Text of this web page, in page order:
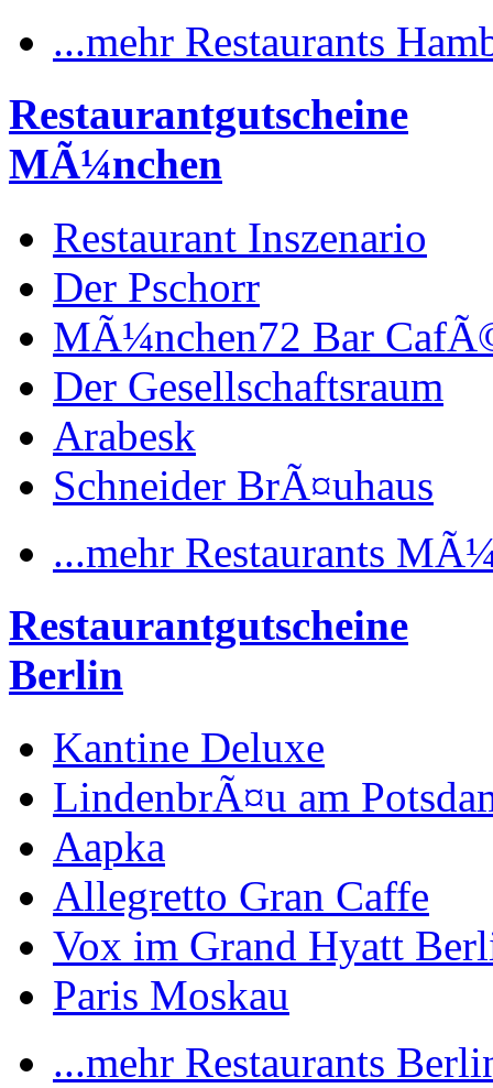
...mehr Restaurants
Restaurantgutscheine
MÃ¼nchen
Restaurant Inszenario
Der Pschorr
MÃ¼nchen72 Bar
Der Gesellschaftsraum
Arabesk
Schneider BrÃ¤uhaus
...mehr Restaurants
Restaurantgutscheine
Berlin
Kantine Deluxe
LindenbrÃ¤u am
Aapka
Allegretto Gran Caffe
Vox im Grand Hyatt
Paris Moskau
...mehr Restaurants